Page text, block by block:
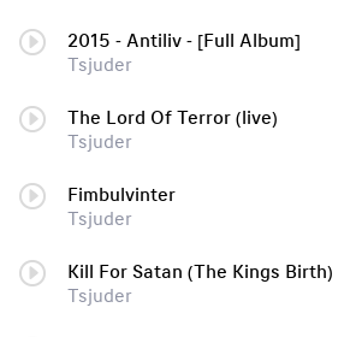
2015 - Antiliv - [Full Album]
Tsjuder
The Lord Of Terror (live)
Tsjuder
Fimbulvinter
Tsjuder
Kill For Satan (The Kings Birth)
Tsjuder